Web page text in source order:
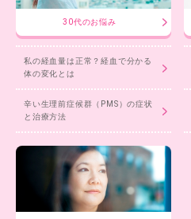
30代のお悩み
私の経血量は正常？経血で分かる
体の変化とは
辛い生理前症候群（PMS）の症状
と治療方法